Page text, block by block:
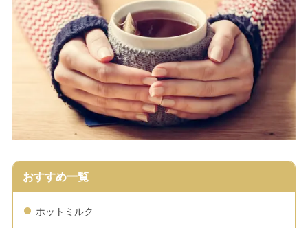
おすすめ一覧
ホットミルク